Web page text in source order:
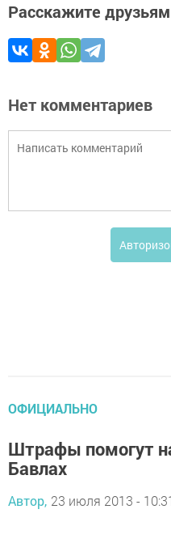
Расскажите друзьям
Нет комментариев
ОФИЦИАЛЬНО
Штрафы помогут
Бавлах
Автор, 23 июля 2013 -